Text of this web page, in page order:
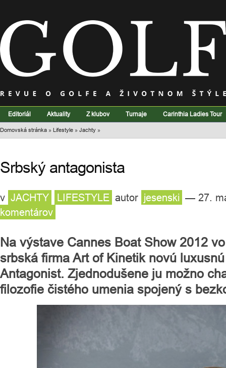
Editoriál Aktuality Z klubov Turnaje Carinthia Ladies Tour
Domovská stránka » Lifestyle » Jachty »
Srbský antagonista
v JACHTY LIFESTYLE autor jesenski — 27.
komentárov
Na výstave Cannes Boat Show 2012
srbská firma Art of Kinetik novú
Antagonist. Zjednodušene ju možno
filozofie čistého umenia spojený s